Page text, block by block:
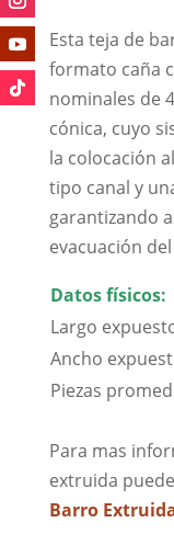
Esta teja de
formato caña
nominales de
cónica, cuyo
la colocación
tipo canal y
garantizando
evacuación
Datos físicos:
Largo
Ancho
Piezas
Para mas
extruida
Barro